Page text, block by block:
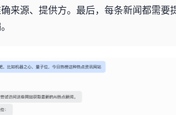
来源、提供方。最后，每条新闻都需